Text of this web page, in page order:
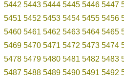
5442 5443 5444 5445 5446 5447
5451 5452 5453 5454 5455 5456
5460 5461 5462 5463 5464 5465
5469 5470 5471 5472 5473 5474
5478 5479 5480 5481 5482 5483
5487 5488 5489 5490 5491 5492